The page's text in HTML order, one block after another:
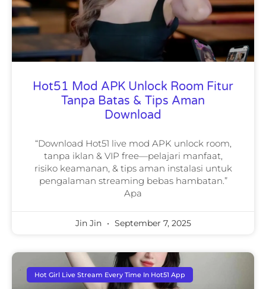
Hot51 Mod APK Unlock Room Fitur
Tanpa Batas & Tips Aman
Download
“Download Hot51 live mod APK unlock room,
tanpa iklan & VIP free—pelajari manfaat,
risiko keamanan, & tips aman instalasi untuk
pengalaman streaming bebas hambatan.”
Apa
Jin Jin September 7, 2025
Hot Girl Live Stream Every Time In Hot51 App